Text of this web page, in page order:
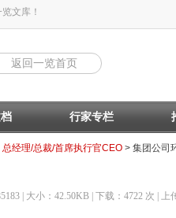
文库！
返回一览首页
行家专栏
总经理/总裁/首席执行官CEO > 集团公司
| 大小：42.50KB | 下载：4722 次 | 上